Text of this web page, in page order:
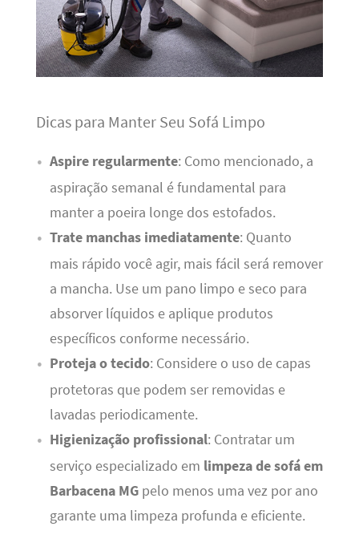
Dicas para Manter Seu Sofá Limpo
Aspire regularmente: Como mencionado, a
aspiração semanal é fundamental para
manter a poeira longe dos estofados.
Trate manchas imediatamente: Quanto
mais rápido você agir, mais fácil será remover
a mancha. Use um pano limpo e seco para
absorver líquidos e aplique produtos
específicos conforme necessário.
Proteja o tecido: Considere o uso de capas
protetoras que podem ser removidas e
lavadas periodicamente.
Higienização profissional: Contratar um
serviço especializado em limpeza de sofá em
Barbacena MGpelo menos uma vez por ano
garante uma limpeza profunda e eficiente.